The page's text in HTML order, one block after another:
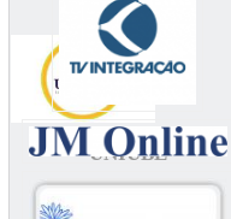
UNIUBE